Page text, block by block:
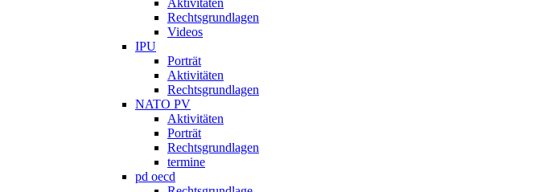
Aktivitäten
Rechtsgrundlagen
Videos
IPU
Porträt
Aktivitäten
Rechtsgrundlagen
NATO PV
Aktivitäten
Porträt
Rechtsgrundlagen
termine
pd oecd